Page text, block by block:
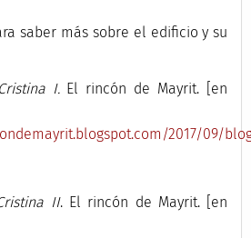
saber más sobre el edificio y su
I. El rincón de Mayrit. [en
2017/09/
II. El rincón de Mayrit. [en